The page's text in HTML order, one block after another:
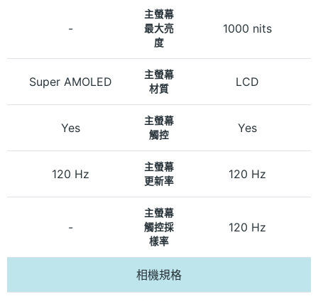
-
主螢幕
最大亮
度
1000 nits
Super AMOLED
主螢幕
材質
LCD
Yes
主螢幕
觸控
Yes
120 Hz
主螢幕
更新率
120 Hz
-
主螢幕
觸控採
樣率
120 Hz
相機規格